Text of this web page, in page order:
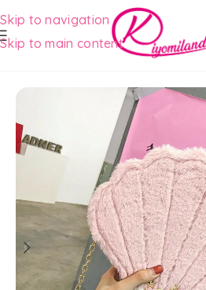
Skip to navigation
Skip to main content